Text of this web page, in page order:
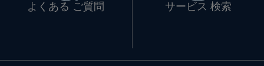
よくある ご質問 サービス 検索